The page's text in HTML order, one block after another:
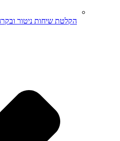
הקלטת שיחות ניטור ובקרה